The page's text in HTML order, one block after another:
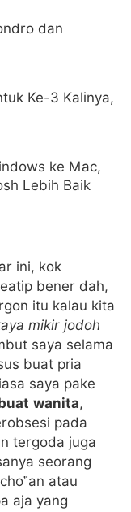
dan
Ke-3 Kalinya,
ke Mac,
Lebih Baik
ini, kok
bener dah,
itu kalau kita
mikir jodoh
saya selama
buat pria
saya pake
wanita,
pada
tergoda juga
seorang
atau
aja yang